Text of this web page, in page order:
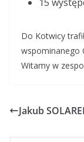
Do Kotwicy
wspominanego
Witamy w
Jakub